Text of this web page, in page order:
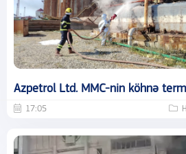
Azpetrol Ltd. MMC-nin köhnə
17:05